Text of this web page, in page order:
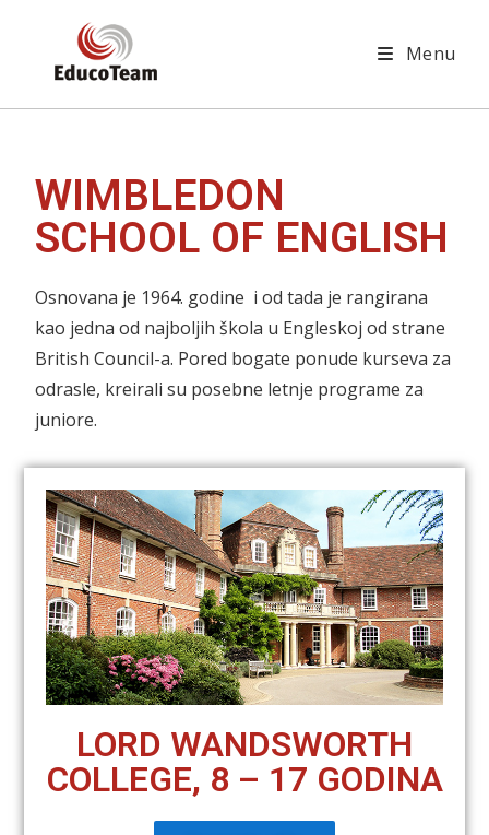
Menu
WIMBLEDON
SCHOOL OF ENGLISH
Osnovana je 1964. godine i od tada je rangirana
kao jedna od najboljih škola u Engleskoj od strane
British Council-a. Pored bogate ponude kurseva za
odrasle, kreirali su posebne letnje programe za
juniore.
LORD WANDSWORTH
COLLEGE, 8 – 17 GODINA